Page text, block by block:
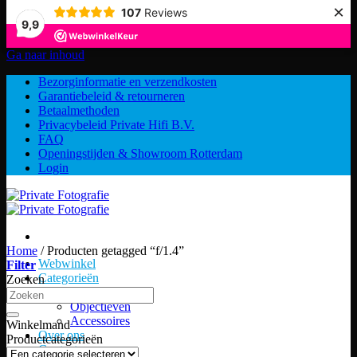
9,9
107 Reviews ×
Ga naar inhoud
Bezorginformatie en verzendkosten
Garantiebeleid & retourneren
Betaalmethoden
Privacybeleid Private Hifi B.V.
FAQ
Openingstijden & Showroom Rotterdam
Login
Webwinkel
Categorieën
Camera’s
Objectieven
Accessoires
Over ons
Contact
Home /Producten getagged “f/1.4”
Filter
Zoeken
Winkelmand
Productcategorieën